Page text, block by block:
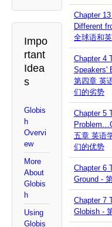
Impo
rtant
Idea
s
Globis
h
Overvi
ew
More
About
Globis
h
Using
Globis
Chapter
Different
全球语和
Chapter 4
Speakers'
第四章 英
们的劣势
Chapter 5
五章 英语
们的优势
Chapter 6
Ground -
Chapter 7
Globish -